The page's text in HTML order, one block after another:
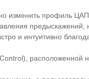
изменить профиль
и интуитивно
расположенной